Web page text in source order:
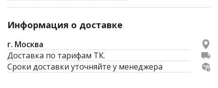
Информация о доставке
г. Москва
Доставка по тарифам ТК.
Сроки доставки уточняйте у менеджера